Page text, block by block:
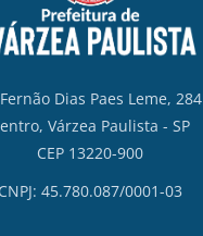
Dias Paes Leme, 284
Várzea Paulista - SP
CEP 13220-900
CNPJ: 45.780.087/0001-03